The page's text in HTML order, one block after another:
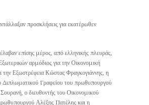
προσκλήσεις για εκατέρωθεν
επίσης μέρος, από ελληνικής πλευράς,
αρμόδιος για την Οικονομική
την Εξωστρέφεια Κώστας Φραγκογιάννης, η
Διπλωματικού Γραφείου του πρωθυπουργού
ο διευθυντής του Οικονομικού
Αλέξης Πατέλης και η